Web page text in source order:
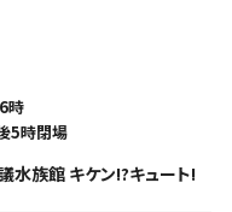
時
5時閉場
水族館 キケン!?キュート!